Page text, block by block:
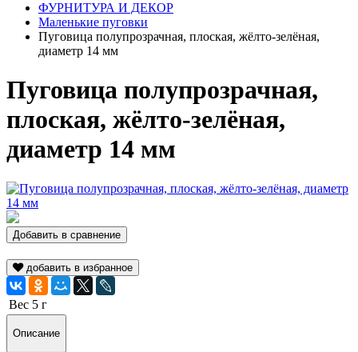
ФУРНИТУРА И ДЕКОР
Маленькие пуговки
Пуговица полупрозрачная, плоская, жёлто-зелёная,
диаметр 14 мм
Пуговица полупрозрачная,
плоская, жёлто-зелёная,
диаметр 14 мм
Добавить в сравнение
добавить в избранное
Вес 5 г
Описание